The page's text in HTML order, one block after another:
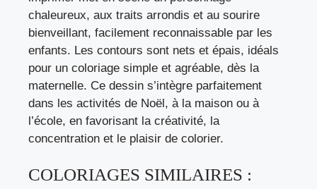
chaleureux, aux traits arrondis et au sourire
bienveillant, facilement reconnaissable par les
enfants. Les contours sont nets et épais, idéals
pour un coloriage simple et agréable, dès la
maternelle. Ce dessin s’intègre parfaitement
dans les activités de Noël, à la maison ou à
l’école, en favorisant la créativité, la
concentration et le plaisir de colorier.
COLORIAGES SIMILAIRES :